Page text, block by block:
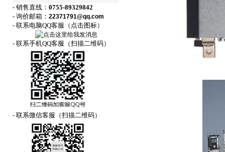
- 销售直线： 0755-89329842
- 询价邮箱： 22371791@qq.com
- 联系电脑QQ客服（点击图标）
- 联系手机QQ客服（扫描二维码）
- 联系微信客服（扫描二维码）